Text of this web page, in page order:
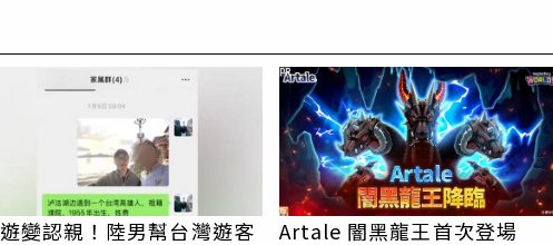
變認親！陸男幫台灣遊客
Artale 闇黑龍王首次登場
PR